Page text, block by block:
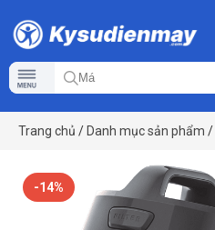
Trang chủ / Danh mục sản phẩm /
-14%